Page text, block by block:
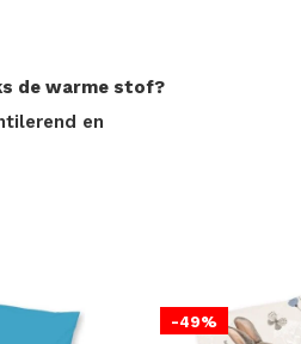
de warme stof?
en
-49%